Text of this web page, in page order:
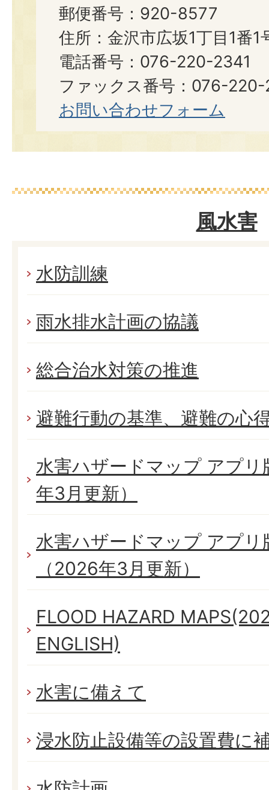
郵便番号：920-8577
住所：金沢市広坂1丁目1番1
電話番号：076-220-2341
ファックス番号：076-
お問い合わせフォーム
風水害
水防訓練
雨水排水計画の協議
総合治水対策の推進
避難行動の基準、避難の心
水害ハザードマップ アプ
年3月更新）
水害ハザードマップ アプリ
（2026年3月更新）
FLOOD HAZARD
ENGLISH)
水害に備えて
浸水防止設備等の設置費に